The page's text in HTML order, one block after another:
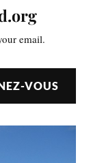
email.
VOUS